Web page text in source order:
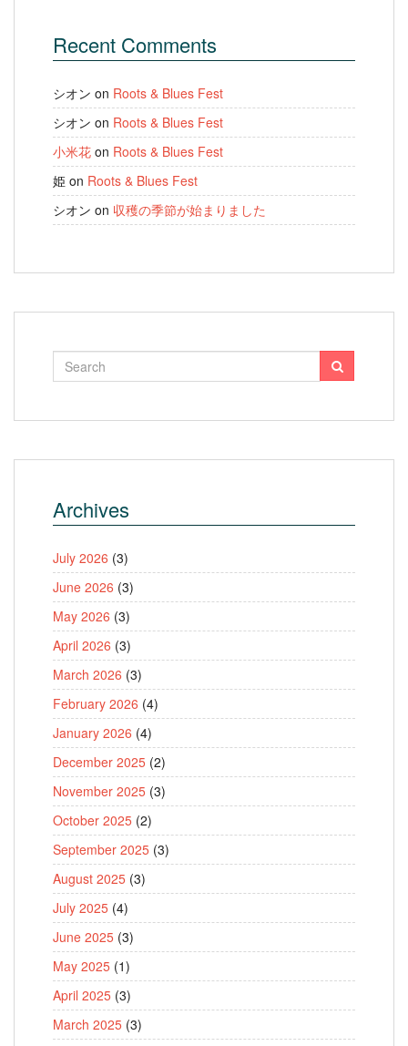
Recent Comments
シオン on Roots & Blues Fest
シオン on Roots & Blues Fest
小米花 on Roots & Blues Fest
姫 on Roots & Blues Fest
シオン on 収穫の季節が始まりました
Archives
July 2026 (3)
June 2026 (3)
May 2026 (3)
April 2026 (3)
March 2026 (3)
February 2026 (4)
January 2026 (4)
December 2025 (2)
November 2025 (3)
October 2025 (2)
September 2025 (3)
August 2025 (3)
July 2025 (4)
June 2025 (3)
May 2025 (1)
April 2025 (3)
March 2025 (3)